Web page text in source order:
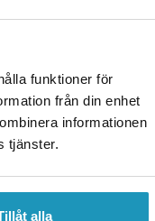
funktioner för
från din enhet
informationen
tjänster.
alla